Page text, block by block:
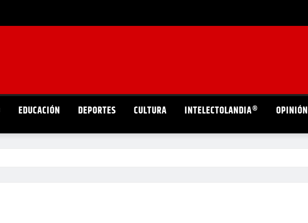
EDUCACIÓN DEPORTES CULTURA INTELECTOLANDIA® OPINIÓN